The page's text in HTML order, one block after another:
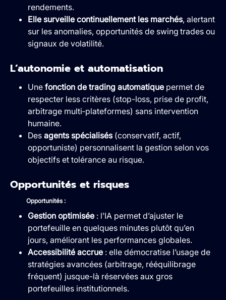
rendements.
Elle surveille continuellement les marchés, alertant
sur les anomalies, opportunités de swing trades ou
signaux de volatilité.
L’autonomie et automatisation
Une fonction de trading automatique permet de
respecter less critères (stop-loss, prise de profit,
arbitrage multi‑plateformes) sans intervention
humaine.
Des agents spécialisés(conservatif, actif,
opportuniste) personnalisent la gestion selon vos
objectifs et tolérance au risque.
Opportunités et risques
Opportunités :
Gestion optimisée : l’IA permet d’ajuster le
portefeuille en quelques minutes plutôt qu’en
jours, améliorant les performances globales.
Accessibilité accrue : elle démocratise l’usage de
stratégies avancées (arbitrage, rééquilibrage
fréquent) jusque-là réservées aux gros
portefeuilles institutionnels.